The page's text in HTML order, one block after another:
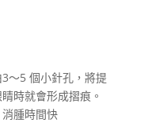
～5 個小針孔，將提
時就會形成摺痕。
腫時間快